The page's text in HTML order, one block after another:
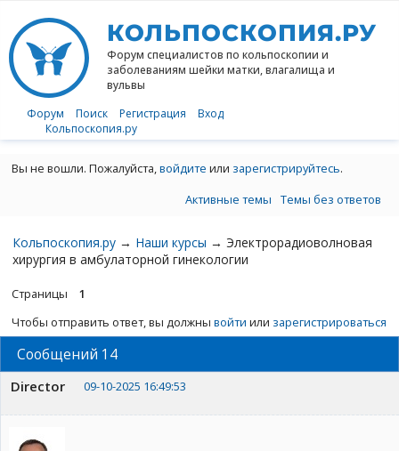
КОЛЬПОСКОПИЯ.РУ
Форум специалистов по кольпоскопии и
заболеваниям шейки матки, влагалища и
вульвы
Форум
Поиск Регистрация
Вход
Кольпоскопия.ру
Вы не вошли. Пожалуйста, войдите или зарегистрируйтесь.
Активные темы
Темы без ответов
Кольпоскопия.ру → Наши курсы → Электрорадиоволновая
хирургия в амбулаторной гинекологии
Страницы
1
Чтобы отправить ответ, вы должны войти или зарегистрироваться
Сообщений 14
Director 09-10-2025 16:49:53